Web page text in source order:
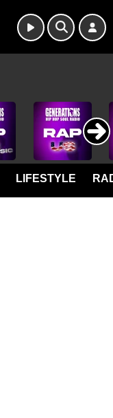
LIFESTYLE